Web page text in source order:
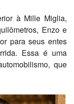
à Mille Miglia,
Enzo e
para seus entes
Essa é uma
que